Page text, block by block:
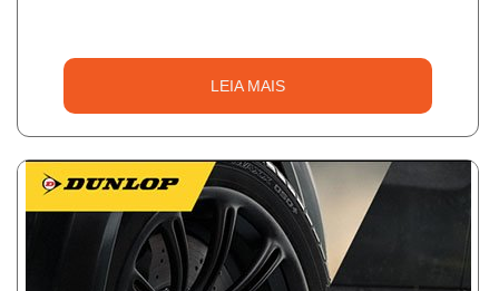
LEIA MAIS